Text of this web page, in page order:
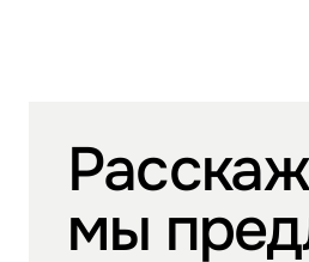
мы